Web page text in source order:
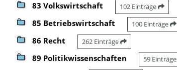
83 Volkswirtschaft 102 Einträge
85 Betriebswirtschaft 100 Einträge
86 Recht 262 Einträge
89 Politikwissenschaften 59 Einträge